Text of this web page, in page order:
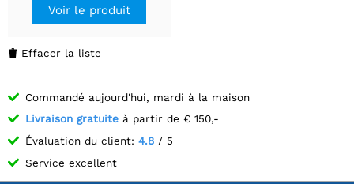
Voir le produit
 Effacer la liste
Commandé aujourd'hui, mardi à la maison
Livraison gratuite à partir de € 150,-
Évaluation du client: 4.8 / 5
Service excellent